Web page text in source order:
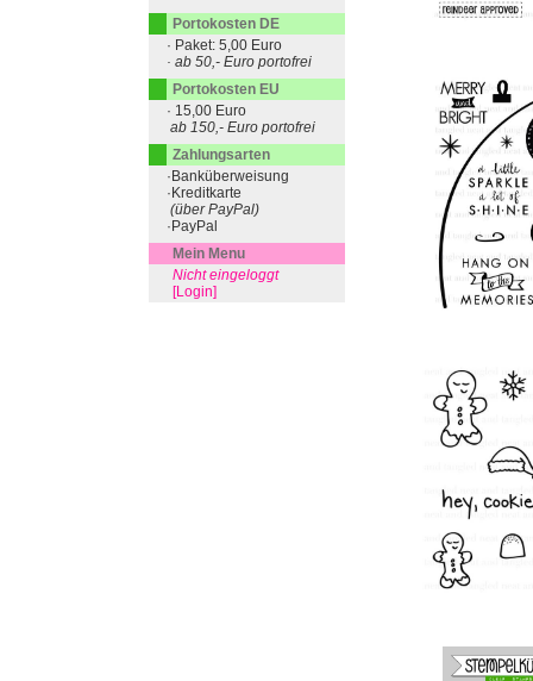
Portokosten DE
· Paket: 5,00 Euro
· ab 50,- Euro portofrei
Portokosten EU
· 15,00 Euro
ab 150,- Euro portofrei
Zahlungsarten
·Banküberweisung
·Kreditkarte
(über PayPal)
·PayPal
Mein Menu
Nicht eingeloggt
[Login]